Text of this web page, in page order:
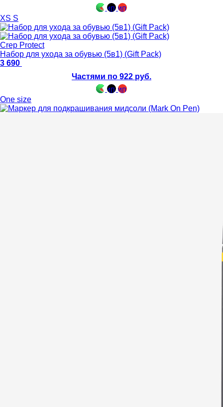
XS S
Crep Protect
Набор для ухода за обувью (5в1) (Gift Pack)
3 690
Частями по 922 руб.
One size